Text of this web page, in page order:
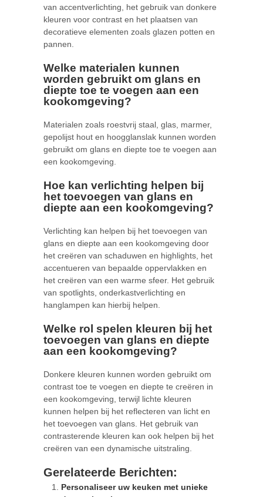
van accentverlichting, het gebruik van donkere
kleuren voor contrast en het plaatsen van
decoratieve elementen zoals glazen potten en
pannen.
Welke materialen kunnen
worden gebruikt om glans en
diepte toe te voegen aan een
kookomgeving?
Materialen zoals roestvrij staal, glas, marmer,
gepolijst hout en hoogglanslak kunnen worden
gebruikt om glans en diepte toe te voegen aan
een kookomgeving.
Hoe kan verlichting helpen bij
het toevoegen van glans en
diepte aan een kookomgeving?
Verlichting kan helpen bij het toevoegen van
glans en diepte aan een kookomgeving door
het creëren van schaduwen en highlights, het
accentueren van bepaalde oppervlakken en
het creëren van een warme sfeer. Het gebruik
van spotlights, onderkastverlichting en
hanglampen kan hierbij helpen.
Welke rol spelen kleuren bij het
toevoegen van glans en diepte
aan een kookomgeving?
Donkere kleuren kunnen worden gebruikt om
contrast toe te voegen en diepte te creëren in
een kookomgeving, terwijl lichte kleuren
kunnen helpen bij het reflecteren van licht en
het toevoegen van glans. Het gebruik van
contrasterende kleuren kan ook helpen bij het
creëren van een dynamische uitstraling.
Gerelateerde Berichten:
Personaliseer uw keuken met unieke